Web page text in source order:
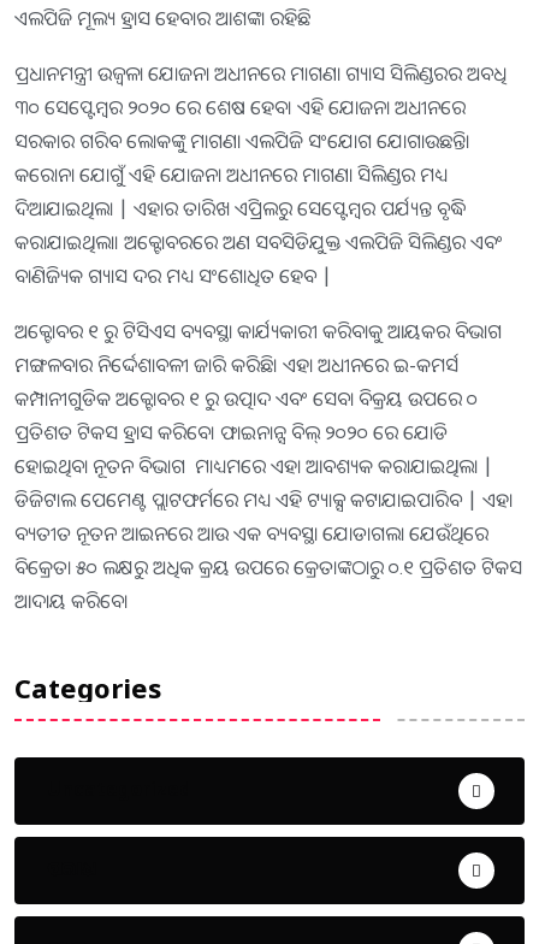
ଏଲପିଜି ମୂଲ୍ୟ ହ୍ରାସ ହେବାର ଆଶଙ୍କା ରହିଛି
ପ୍ରଧାନମନ୍ତ୍ରୀ ଉଜ୍ଵଳା ଯୋଜନା ଅଧୀନରେ ମାଗଣା ଗ୍ୟାସ ସିଲିଣ୍ଡରର ଅବଧି
୩୦ ସେପ୍ଟେମ୍ବର ୨୦୨୦ ରେ ଶେଷ ହେବ। ଏହି ଯୋଜନା ଅଧୀନରେ
ସରକାର ଗରିବ ଲୋକଙ୍କୁ ମାଗଣା ଏଲପିଜି ସଂଯୋଗ ଯୋଗାଉଛନ୍ତି।
କରୋନା ଯୋଗୁଁ ଏହି ଯୋଜନା ଅଧୀନରେ ମାଗଣା ସିଲିଣ୍ଡର ମଧ୍ୟ
ଦିଆଯାଇଥିଲା | ଏହାର ତାରିଖ ଏପ୍ରିଲରୁ ସେପ୍ଟେମ୍ବର ପର୍ଯ୍ୟନ୍ତ ବୃଦ୍ଧି
କରାଯାଇଥିଲା। ଅକ୍ଟୋବରରେ ଅଣ ସବସିଡିଯୁକ୍ତ ଏଲପିଜି ସିଲିଣ୍ଡର ଏବଂ
ବାଣିଜ୍ୟିକ ଗ୍ୟାସ ଦର ମଧ୍ୟ ସଂଶୋଧିତ ହେବ |
ଅକ୍ଟୋବର ୧ ରୁ ଟିସିଏସ ବ୍ୟବସ୍ଥା କାର୍ଯ୍ୟକାରୀ କରିବାକୁ ଆୟକର ବିଭାଗ
ମଙ୍ଗଳବାର ନିର୍ଦ୍ଦେଶାବଳୀ ଜାରି କରିଛି। ଏହା ଅଧୀନରେ ଇ-କମର୍ସ
କମ୍ପାନୀଗୁଡିକ ଅକ୍ଟୋବର ୧ ରୁ ଉତ୍ପାଦ ଏବଂ ସେବା ବିକ୍ରୟ ଉପରେ ୦
ପ୍ରତିଶତ ଟିକସ ହ୍ରାସ କରିବେ। ଫାଇନାନ୍ସ ବିଲ୍ ୨୦୨୦ ରେ ଯୋଡି
ହୋଇଥିବା ନୂତନ ବିଭାଗ ମାଧ୍ୟମରେ ଏହା ଆବଶ୍ୟକ କରାଯାଇଥିଲା |
ଡିଜିଟାଲ ପେମେଣ୍ଟ ପ୍ଲାଟଫର୍ମରେ ମଧ୍ୟ ଏହି ଟ୍ୟାକ୍ସ କଟାଯାଇପାରିବ | ଏହା
ବ୍ୟତୀତ ନୂତନ ଆଇନରେ ଆଉ ଏକ ବ୍ୟବସ୍ଥା ଯୋଡାଗଲା ଯେଉଁଥିରେ
ବିକ୍ରେତା ୫୦ ଲକ୍ଷରୁ ଅଧିକ କ୍ରୟ ଉପରେ କ୍ରେତାଙ୍କଠାରୁ ୦.୧ ପ୍ରତିଶତ ଟିକସ
ଆଦାୟ କରିବେ।
Categories